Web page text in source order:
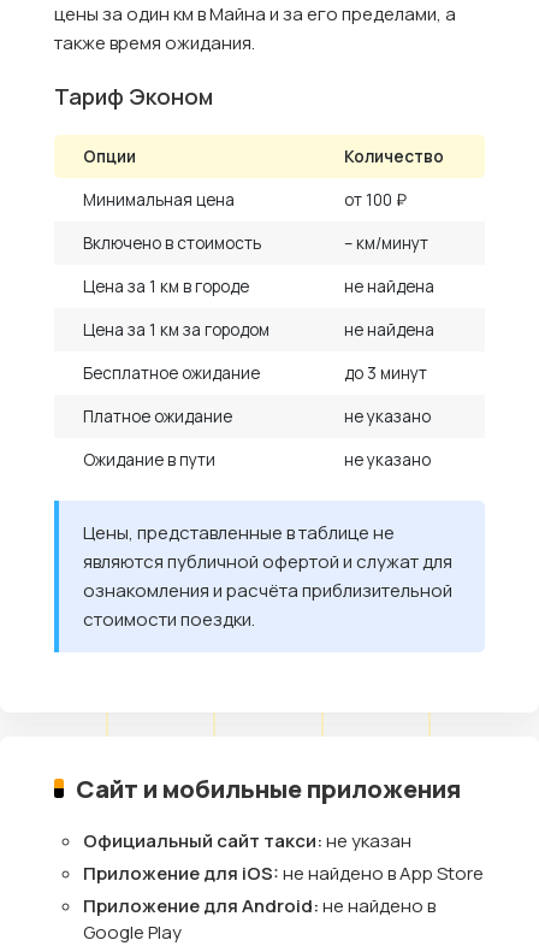
цены за один км в Майна и за его пределами, а
также время ожидания.
Тариф Эконом
Опции
Количество
Минимальная цена
от 100 ₽
Включено в стоимость
– км/минут
Цена за 1 км в городе
не найдена
Цена за 1 км за городом
не найдена
Бесплатное ожидание
до 3 минут
Платное ожидание
не указано
Ожидание в пути
не указано
Цены, представленные в таблице не
являются публичной офертой и служат для
ознакомления и расчёта приблизительной
стоимости поездки.
Сайт и мобильные приложения
Официальный сайт такси:не указан
Приложение для iOS:не найдено в App Store
Приложение для Android:не найдено в
Google Play